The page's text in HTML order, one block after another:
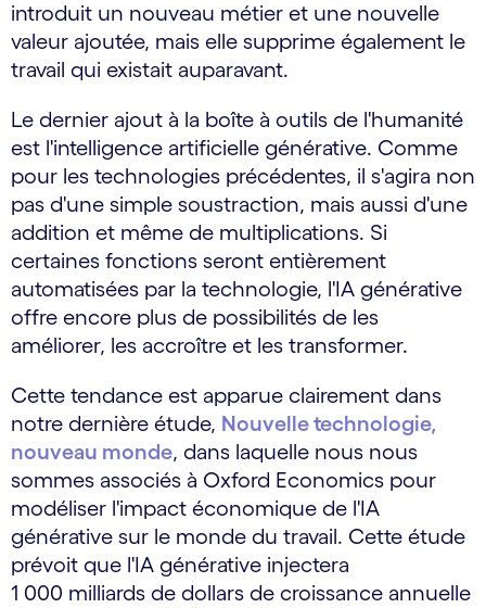
introduit un nouveau métier et une nouvelle
valeur ajoutée, mais elle supprime également le
travail qui existait auparavant.
Le dernier ajout à la boîte à outils de l'humanité
est l'intelligence artificielle générative. Comme
pour les technologies précédentes, il s'agira non
pas d'une simple soustraction, mais aussi d'une
addition et même de multiplications. Si
certaines fonctions seront entièrement
automatisées par la technologie, l'IA générative
offre encore plus de possibilités de les
améliorer, les accroître et les transformer.
Cette tendance est apparue clairement dans
notre dernière étude, Nouvelle technologie,
nouveau monde, dans laquelle nous nous
sommes associés à Oxford Economics pour
modéliser l'impact économique de l'IA
générative sur le monde du travail. Cette étude
prévoit que l'IA générative injectera
1 000 milliards de dollars de croissance annuelle